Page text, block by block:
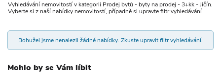
Vyhledávání nemovitostí v kategorii Prodej bytů - byty na prodej - 3+kk - Jičín.
Vyberte si z naší nabídky nemovitostí, případně si upravte filtr vyhledávání.
Bohužel jsme nenalezli žádné nabídky. Zkuste upravit filtr vyhledávání.
Mohlo by se Vám líbit